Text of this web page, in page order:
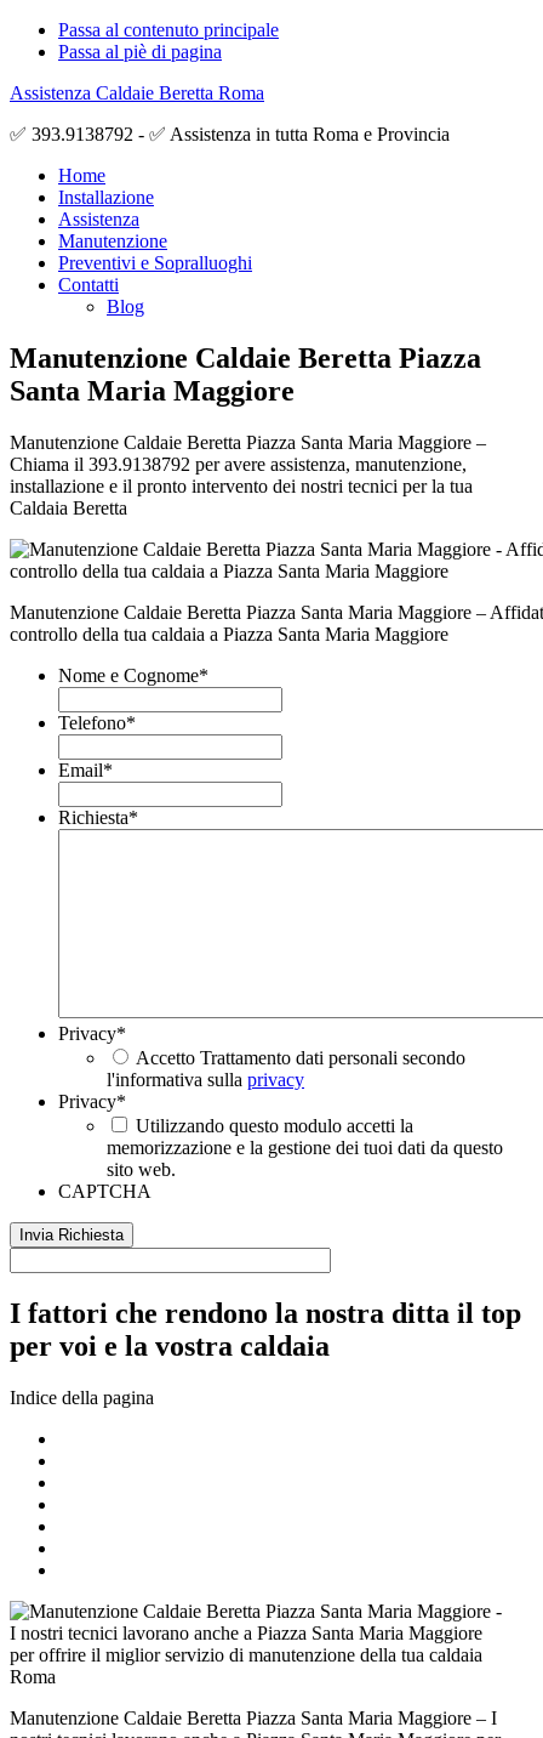
Passa al contenuto principale
Passa al piè di pagina
Assistenza Caldaie Beretta Roma
✅ 393.9138792 - ✅ Assistenza in tutta Roma e Provincia
Home
Installazione
Assistenza
Manutenzione
Preventivi e Sopralluoghi
Contatti
Blog
Manutenzione Caldaie Beretta Piazza
Santa Maria Maggiore
Manutenzione Caldaie Beretta Piazza Santa Maria Maggiore –
Chiama il 393.9138792 per avere assistenza, manutenzione,
installazione e il pronto intervento dei nostri tecnici per la tua
Caldaia Beretta
Manutenzione Caldaie Beretta Piazza Santa Maria Maggiore –
controllo della tua caldaia a Piazza Santa Maria Maggiore
Nome e Cognome*
Telefono*
Email*
Richiesta*
Privacy*
Accetto Trattamento dati personali secondo
l'informativa sulla privacy
Privacy*
Utilizzando questo modulo accetti la
memorizzazione e la gestione dei tuoi dati da questo
sito web.
CAPTCHA
I fattori che rendono la nostra ditta il top
per voi e la vostra caldaia
Indice della pagina
Manutenzione Caldaie Beretta Piazza Santa Maria Maggiore – I